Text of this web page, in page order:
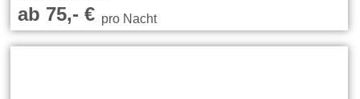
ab 75,- €pro Nacht